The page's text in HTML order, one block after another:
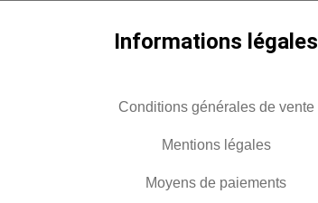
Informations légales
Conditions générales de vente
Mentions légales
Moyens de paiements